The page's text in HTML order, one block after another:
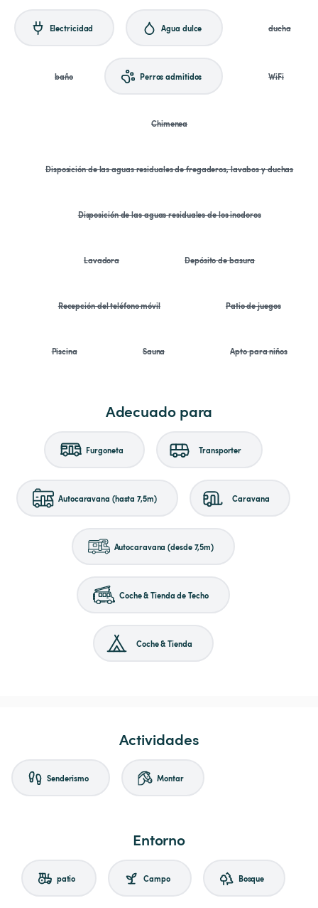
Electricidad Agua dulce ducha
baño Perros admitidos WiFi
Chimenea
Disposición de las aguas residuales de fregaderos, lavabos y duchas
Disposición de las aguas residuales de los inodoros
Lavadora Depósito de basura
Recepción del teléfono móvil Patio de juegos
Piscina Sauna Apto para niños
Adecuado para
Furgoneta Transporter
Autocaravana (hasta 7,5m) Caravana
Autocaravana (desde 7,5m)
Coche & Tienda de Techo
Coche & Tienda
Actividades
Senderismo Montar
Entorno
patio Campo Bosque